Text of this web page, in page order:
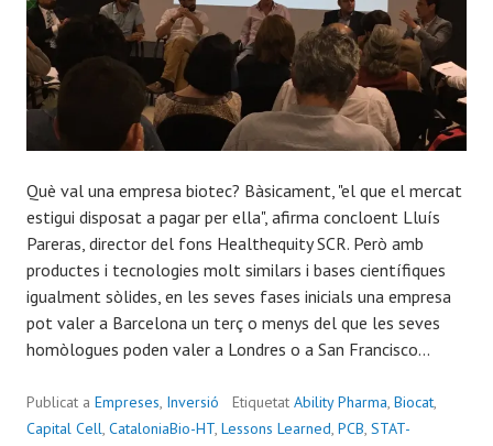
Què val una empresa biotec? Bàsicament, "el que el mercat
estigui disposat a pagar per ella", afirma concloent Lluís
Pareras, director del fons Healthequity SCR. Però amb
productes i tecnologies molt similars i bases científiques
igualment sòlides, en les seves fases inicials una empresa
pot valer a Barcelona un terç o menys del que les seves
homòlogues poden valer a Londres o a San Francisco...
Publicat a Empreses, Inversió Etiquetat Ability Pharma, Biocat,
Capital Cell, CataloniaBio-HT, Lessons Learned, PCB, STAT-